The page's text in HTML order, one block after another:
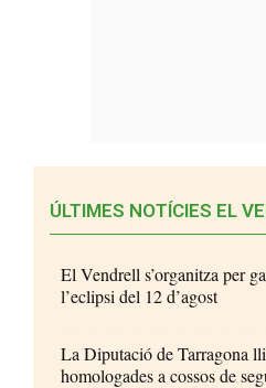
ÚLTIMES NOTÍCIES EL
El Vendrell s’organitza per
l’eclipsi del 12 d’agost
La Diputació de Tarragona
homologades a cossos de